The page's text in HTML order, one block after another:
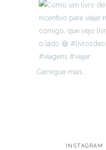
Carregue mais…
INSTAGRAM